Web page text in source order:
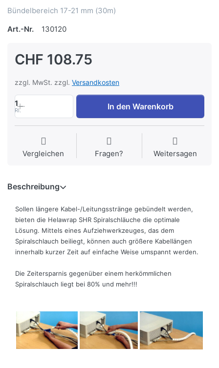
Bündelbereich 17-21 mm (30m)
Art.-Nr.
130120
CHF 108.75
zzgl. MwSt. zzgl. Versandkosten
1
Rl. In den Warenkorb
Vergleichen Fragen? Weitersagen
Beschreibung
Sollen längere Kabel-/Leitungsstränge gebündelt werden,
bieten die Helawrap SHR Spiralschläuche die optimale
Lösung. Mittels eines Aufziehwerkzeuges, das dem
Spiralschlauch beiliegt, können auch größere Kabellängen
innerhalb kurzer Zeit auf einfache Weise umspannt werden.
Die Zeitersparnis gegenüber einem herkömmlichen
Spiralschlauch liegt bei 80% und mehr!!!